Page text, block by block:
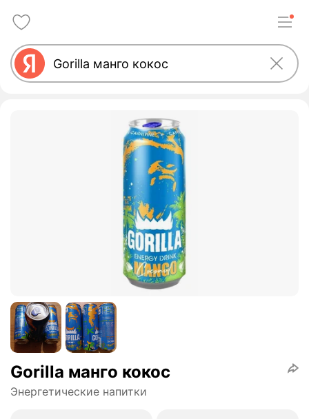
Gorilla манго кокос
Энергетические напитки